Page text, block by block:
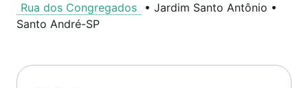
Rua dos Congregados • Jardim Santo Antônio •
Santo André-SP